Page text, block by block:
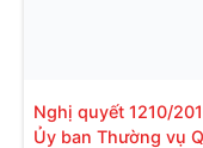
Nghị quyết 1210/
Ủy ban Thường vụ